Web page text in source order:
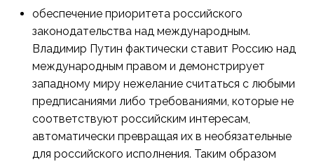
обеспечение приоритета российского
законодательства над международным.
Владимир Путин фактически ставит Россию над
международным правом и демонстрирует
западному миру нежелание считаться с любыми
предписаниями либо требованиями, которые не
соответствуют российским интересам,
автоматически превращая их в необязательные
для российского исполнения. Таким образом